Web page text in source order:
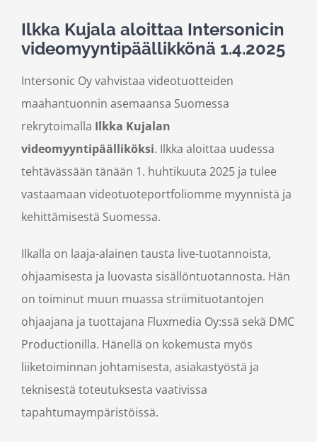
Ilkka Kujala aloittaa Intersonicin
videomyyntipäällikkönä 1.4.2025
Intersonic Oy vahvistaa videotuotteiden
maahantuonnin asemaansa Suomessa
rekrytoimalla Ilkka Kujalan
videomyyntipäälliköksi. Ilkka aloittaa uudessa
tehtävässään tänään 1. huhtikuuta 2025 ja tulee
vastaamaan videotuoteportfoliomme myynnistä ja
kehittämisestä Suomessa.
Ilkalla on laaja-alainen tausta live-tuotannoista,
ohjaamisesta ja luovasta sisällöntuotannosta. Hän
on toiminut muun muassa striimituotantojen
ohjaajana ja tuottajana Fluxmedia Oy:ssä sekä DMC
Productionilla. Hänellä on kokemusta myös
liiketoiminnan johtamisesta, asiakastyöstä ja
teknisestä toteutuksesta vaativissa
tapahtumaympäristöissä.